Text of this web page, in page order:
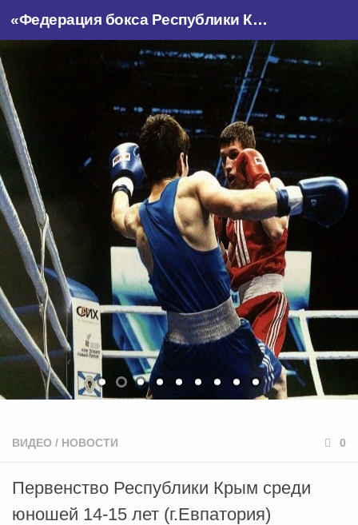
«Федерация бокса Республики Крым»
ВИДЕО / НОВОСТИ 0
Первенство Республики Крым среди
юношей 14-15 лет (г.Евпатория)